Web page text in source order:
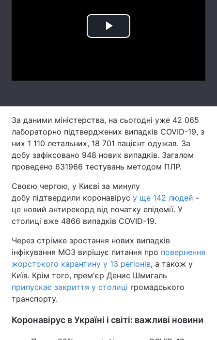
Тема оформлення
Play
За даними міністерства, на сьогодні уже 42 065
лабораторно підтверджених випадків COVID-19, з
них 1 110 летальних, 18 701 пацієнт одужав. За
добу зафіксовано 948 нових випадків. Загалом
проведено 631966 тестувань методом ПЛР.
Своєю чергою, у Києві за минулу
добу підтвердили коронавірус у ще 142 людей -
це новий антирекорд від початку епідемії. У
столиці вже 4866 випадків COVID-19.
Через стрімке зростання нових випадків
інфікування МОЗ вирішує питання про повернення
жорстокого карантину у 13 регіонів, а також у
Київ. Крім того, прем'єр Денис Шмигаль
припускає закриття у столиці громадського
транспорту.
Коронавірус в Україні і світі: важливі новини